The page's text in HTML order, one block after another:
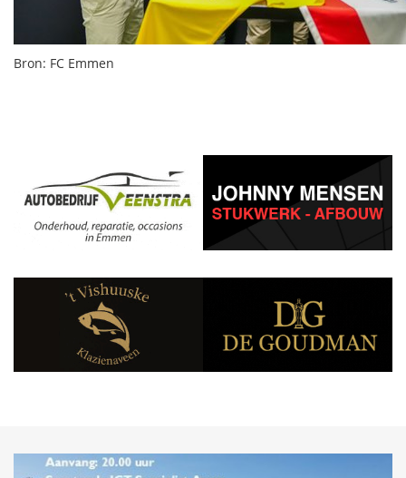
Bron: FC Emmen